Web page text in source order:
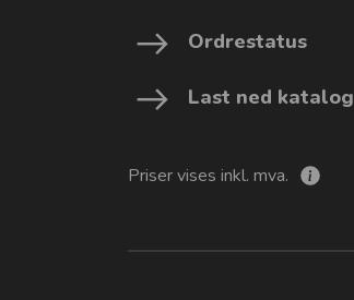
Ordrestatus
Last ned katalog
Priser vises inkl. mva.